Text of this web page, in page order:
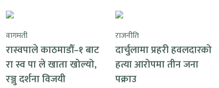
वागमती
रास्वपाले काठमाडौँ–१ बाट
रा स्व पा ले खाता खोल्यो,
रञ्जु दर्शना विजयी
राजनीति
दार्चुलामा प्रहरी हवलदारको
हत्या आरोपमा तीन जना
पक्राउ